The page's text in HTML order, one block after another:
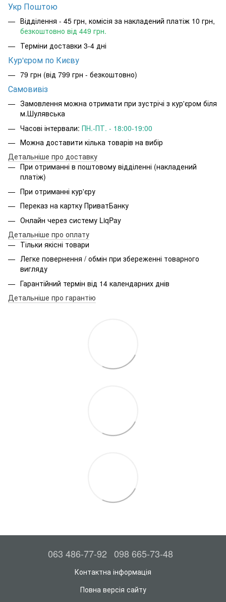
Укр Поштою
Відділення - 45 грн, комісія за накладений платіж 10 грн,
безкоштовно від 449 грн.
Терміни доставки 3-4 дні
Кур'єром по Києву
79 грн (від 799 грн - безкоштовно)
Самовивіз
Замовлення можна отримати при зустрічі з кур'єром біля
м.Шулявська
Часові інтервали: ПН.-ПТ. - 18:00-19:00
Можна доставити кілька товарів на вибір
Детальніше про доставку
При отриманні в поштовому відділенні (накладений
платіж)
При отриманні кур'єру
Переказ на картку ПриватБанку
Онлайн через систему LiqPay
Детальніше про оплату
Тільки якісні товари
Легке повернення / обмін при збереженні товарного
вигляду
Гарантійний термін від 14 календарних днів
Детальніше про гарантію
063 486-77-92 098 665-73-48
Контактна інформація
Повна версія сайту